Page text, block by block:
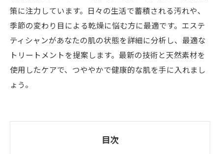
策に注力しています。日々の生活で蓄積される汚れや、
季節の変わり目による乾燥に悩む方に最適です。エステ
ティシャンがあなたの肌の状態を詳細に分析し、最適な
トリートメントを提案します。最新の技術と天然素材を
使用したケアで、つややかで健康的な肌を手に入れまし
ょう。
目次